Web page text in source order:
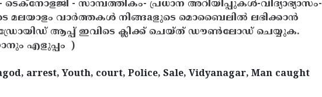
- സാമ്പത്തികം- പ്രധാന അറിയിപ്പുകൾ-വിദ്യാഭ്യാസം-
മലയാളം വാർത്തകൾ നിങ്ങaളുടെ മൊബൈലിൽ ലഭിക്കാൻ
ആപ്പ് ഇവിടെ ക്ലിക്ക് ചെയ്ത് ഡൗൺലോഡ് ചെയ്യുക.
എളുപ്പം )
arrest, Youth, court, Police, Sale, Vidyanagar, Man caught